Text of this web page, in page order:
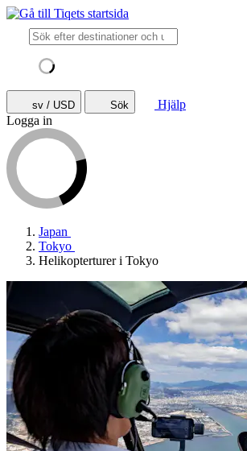
sv / USD Sök
Hjälp
Logga in
Japan
Tokyo
Helikopterturer i Tokyo